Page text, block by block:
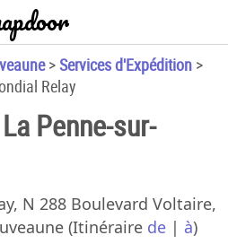
>Services d'Expédition >
Relay
Penne-sur-
N 288 Boulevard Voltaire,
(Itinéraire de | à)
−